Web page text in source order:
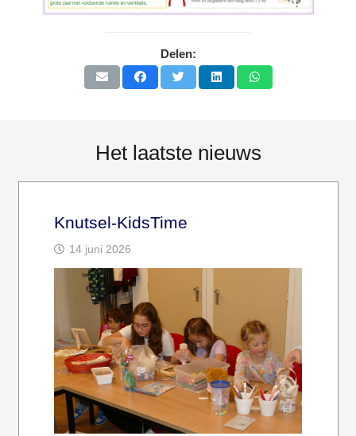
Delen:
Het laatste nieuws
Knutsel-KidsTime
14 juni 2026